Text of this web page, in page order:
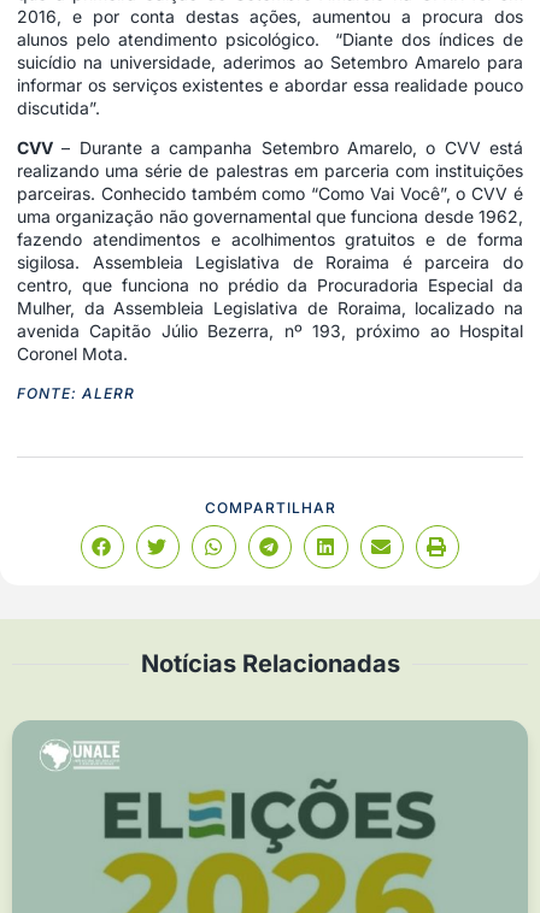
2016, e por conta destas ações, aumentou a procura dos
alunos pelo atendimento psicológico. “Diante dos índices de
suicídio na universidade, aderimos ao Setembro Amarelo para
informar os serviços existentes e abordar essa realidade pouco
discutida”.
CVV – Durante a campanha Setembro Amarelo, o CVV está
realizando uma série de palestras em parceria com instituições
parceiras. Conhecido também como “Como Vai Você”, o CVV é
uma organização não governamental que funciona desde 1962,
fazendo atendimentos e acolhimentos gratuitos e de forma
sigilosa. Assembleia Legislativa de Roraima é parceira do
centro, que funciona no prédio da Procuradoria Especial da
Mulher, da Assembleia Legislativa de Roraima, localizado na
avenida Capitão Júlio Bezerra, nº 193, próximo ao Hospital
Coronel Mota.
FONTE: ALERR
COMPARTILHAR
Notícias Relacionadas